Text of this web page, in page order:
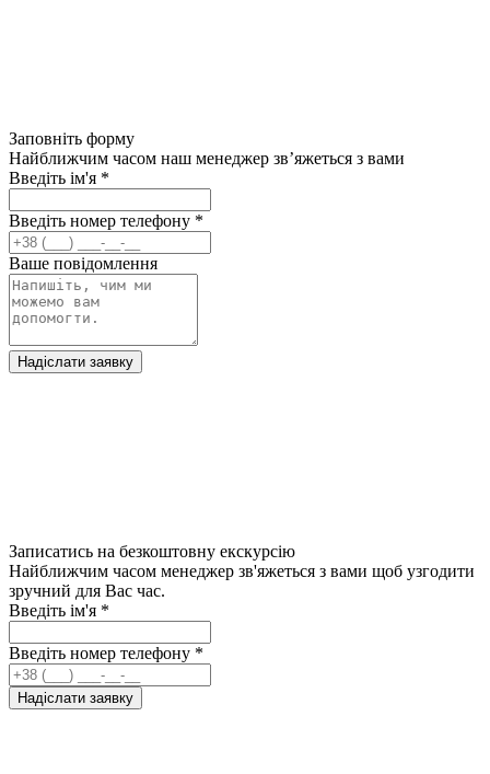
Заповніть форму
Найближчим часом наш менеджер зв’яжеться з вами
Введіть ім'я *
Введіть номер телефону *
Ваше повідомлення
Надіслати заявку
Записатись на безкоштовну екскурсію
Найближчим часом менеджер зв'яжеться з вами щоб узгодити
зручний для Вас час.
Введіть ім'я *
Введіть номер телефону *
Надіслати заявку